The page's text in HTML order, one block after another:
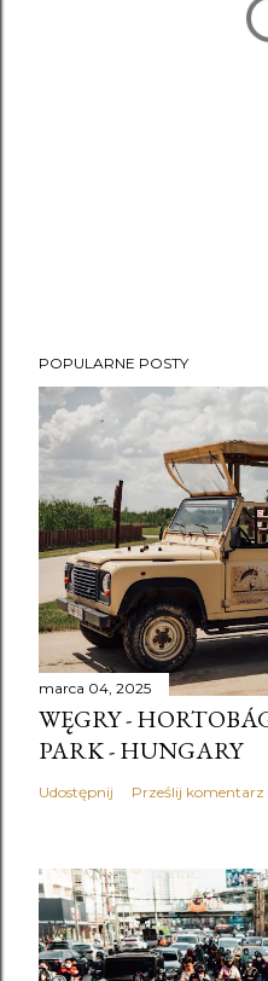
POPULARNE POSTY
marca 04, 2025
WĘGRY -
PARK - HUNGARY
Udostępnij Prześlij komentarz